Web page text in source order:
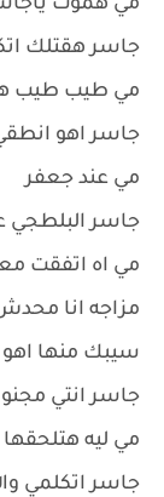
مي هموت
جاسر هقتلك
مي طيب طيب
جاسر اهو
مي عند جعفر
جاسر البلطجي
مي اه اتفقت
مزاجه انا
سيبك منها اهو
جاسر انتي
مي ليه
جاسر اتكلمي